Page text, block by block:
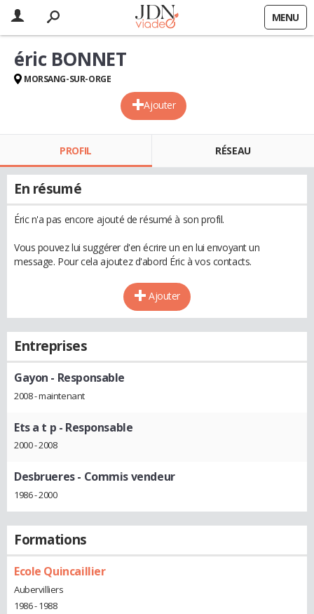
MENU
Ajouter
éric BONNET
MORSANG-SUR-ORGE
PROFIL RÉSEAU
En résumé
Éric n'a pas encore ajouté de résumé à son profil.
Vous pouvez lui suggérer d'en écrire un en lui envoyant un
message. Pour cela ajoutez d'abord Éric à vos contacts.
Ajouter
Entreprises
Gayon - Responsable
2008 - maintenant
Ets a t p - Responsable
2000 - 2008
Desbrueres- Commis vendeur
1986 - 2000
Formations
Ecole Quincaillier
Aubervilliers
1986 - 1988